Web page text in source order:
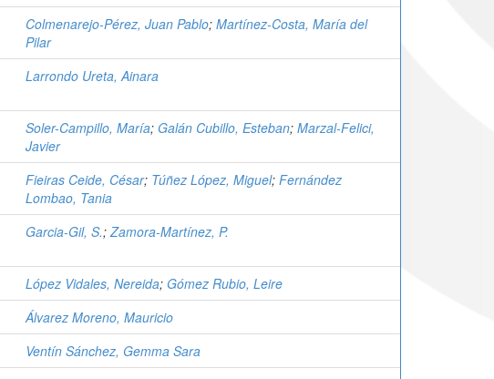
Colmenarejo-Pérez, Juan Pablo; Martínez-Costa, María del
Pilar
Larrondo Ureta, Ainara
Soler-Campillo, María; Galán Cubillo, Esteban; Marzal-Felici,
Javier
Fieiras Ceide, César; Túñez López, Miguel; Fernández
Lombao, Tania
Garcia-Gil, S.;Zamora-Martínez, P.
López Vidales, Nereida; Gómez Rubio, Leire
Álvarez Moreno, Mauricio
Ventín Sánchez, Gemma Sara